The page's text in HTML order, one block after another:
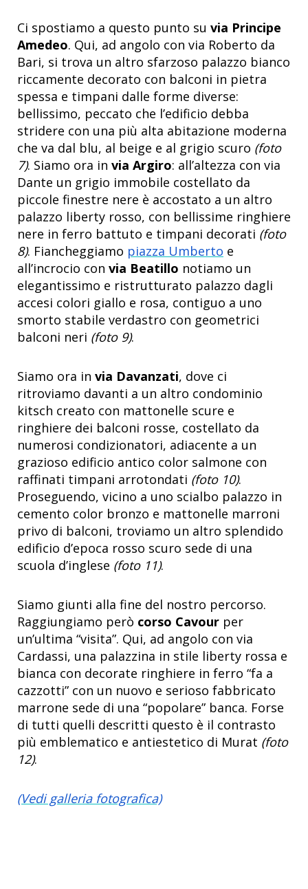
Ci spostiamo a questo punto su via Principe
Amedeo. Qui, ad angolo con via Roberto da
Bari, si trova un altro sfarzoso palazzo bianco
riccamente decorato con balconi in pietra
spessa e timpani dalle forme diverse:
bellissimo, peccato che l’edificio debba
stridere con una più alta abitazione moderna
che va dal blu, al beige e al grigio scuro (foto
7). Siamo ora in via Argiro: all’altezza con via
Dante un grigio immobile costellato da
piccole finestre nere è accostato a un altro
palazzo liberty rosso, con bellissime ringhiere
nere in ferro battuto e timpani decorati (foto
8). Fiancheggiamo piazza Umberto e
all’incrocio con via Beatillo notiamo un
elegantissimo e ristrutturato palazzo dagli
accesi colori giallo e rosa, contiguo a uno
smorto stabile verdastro con geometrici
balconi neri (foto 9).
Siamo ora in via Davanzati, dove ci
ritroviamo davanti a un altro condominio
kitsch creato con mattonelle scure e
ringhiere dei balconi rosse, costellato da
numerosi condizionatori, adiacente a un
grazioso edificio antico color salmone con
raffinati timpani arrotondati (foto 10).
Proseguendo, vicino a uno scialbo palazzo in
cemento color bronzo e mattonelle marroni
privo di balconi, troviamo un altro splendido
edificio d’epoca rosso scuro sede di una
scuola d’inglese (foto 11).
Siamo giunti alla fine del nostro percorso.
Raggiungiamo però corso Cavour per
un’ultima “visita”. Qui, ad angolo con via
Cardassi, una palazzina in stile liberty rossa e
bianca con decorate ringhiere in ferro “fa a
cazzotti” con un nuovo e serioso fabbricato
marrone sede di una “popolare” banca. Forse
di tutti quelli descritti questo è il contrasto
più emblematico e antiestetico di Murat (foto
12).
(Vedi galleria fotografica)